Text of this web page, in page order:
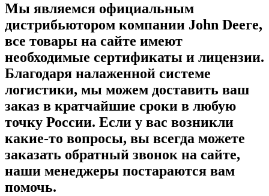
Мы являемся официальным
дистрибьютором компании John Deere,
все товары на сайте имеют
необходимые сертификаты и лицензии.
Благодаря налаженной системе
логистики, мы можем доставить ваш
заказ в кратчайшие сроки в любую
точку России. Если у вас возникли
какие-то вопросы, вы всегда можете
заказать обратный звонок на сайте,
наши менеджеры постараются вам
помочь.